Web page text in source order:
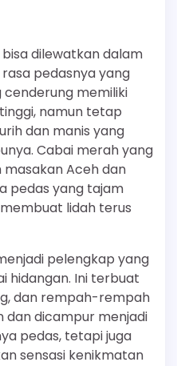
dilewatkan dalam
pedasnya yang
cenderung memiliki
namun tetap
dan manis yang
Cabai merah yang
Aceh dan
pedas yang tajam
lidah terus
pelengkap yang
hidangan. Ini terbuat
dan rempah-rempah
dan dicampur menjadi
pedas, tetapi juga
sensasi kenikmatan